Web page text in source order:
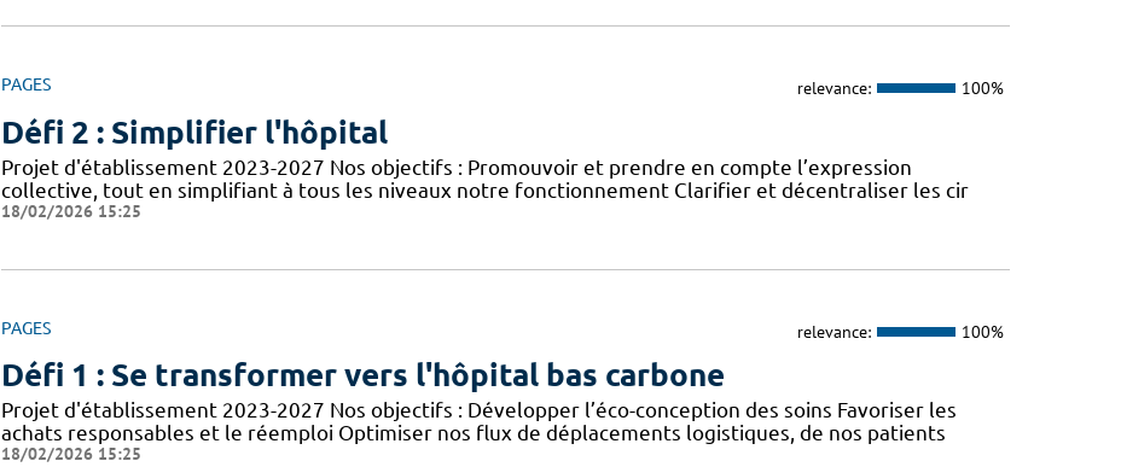
PAGES relevance: 100%
Défi 2 : Simplifier l'hôpital
Projet d'établissement 2023-2027 Nos objectifs : Promouvoir et prendre en compte l’expression
collective, tout en simplifiant à tous les niveaux notre fonctionnement Clarifier et décentraliser les cir
18/02/2026 15:25
PAGES relevance: 100%
Défi 1 : Se transformer vers l'hôpital bas carbone
Projet d'établissement 2023-2027 Nos objectifs : Développer l’éco-conception des soins Favoriser les
achats responsables et le réemploi Optimiser nos flux de déplacements logistiques, de nos patients
18/02/2026 15:25